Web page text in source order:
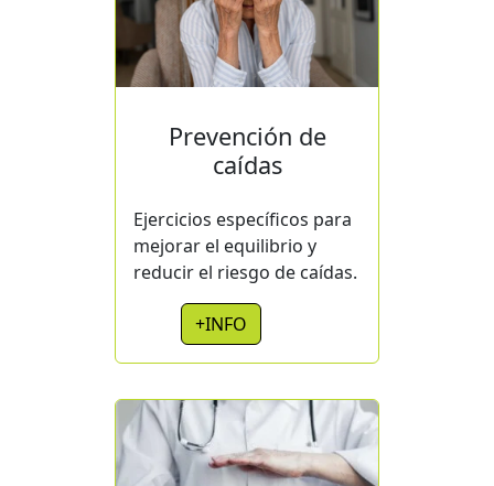
Prevención de
caídas
Ejercicios específicos para
mejorar el equilibrio y
reducir el riesgo de caídas.
+INFO